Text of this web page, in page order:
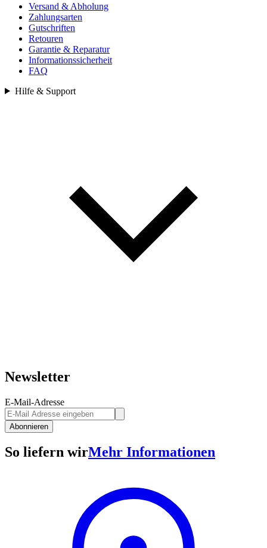
Versand & Abholung
Zahlungsarten
Gutschriften
Retouren
Garantie & Reparatur
Informationssicherheit
FAQ
Hilfe & Support
Newsletter
E-Mail-Adresse
Abonnieren
So liefern wirMehr Informationen